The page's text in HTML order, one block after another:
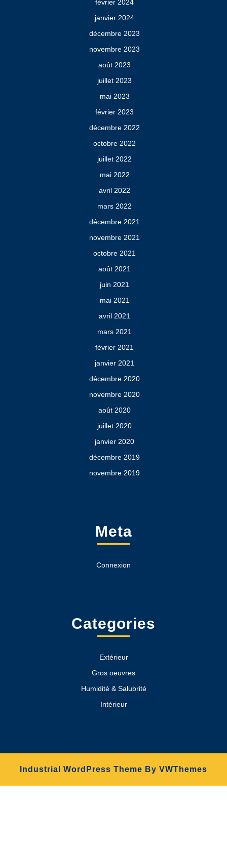
février 2024
janvier 2024
décembre 2023
novembre 2023
août 2023
juillet 2023
mai 2023
février 2023
décembre 2022
octobre 2022
juillet 2022
mai 2022
avril 2022
mars 2022
décembre 2021
novembre 2021
octobre 2021
août 2021
juin 2021
mai 2021
avril 2021
mars 2021
février 2021
janvier 2021
décembre 2020
novembre 2020
août 2020
juillet 2020
janvier 2020
décembre 2019
novembre 2019
Meta
Connexion
Categories
Extérieur
Gros oeuvres
Humidité & Salubrité
Intérieur
Industrial WordPress Theme By VWThemes